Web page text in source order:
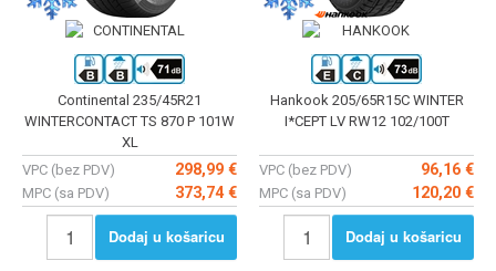
Continental 235/45R21
WINTERCONTACT TS 870 P 101W
XL
VPC (bez PDV)
298,99 €
MPC (sa PDV) 373,74 €
Dodaj u košaricu
Hankook 205/65R15C WINTER
I*CEPT LV RW12 102/100T
VPC (bez PDV) 96,16 €
MPC (sa PDV) 120,20 €
Dodaj u košaricu